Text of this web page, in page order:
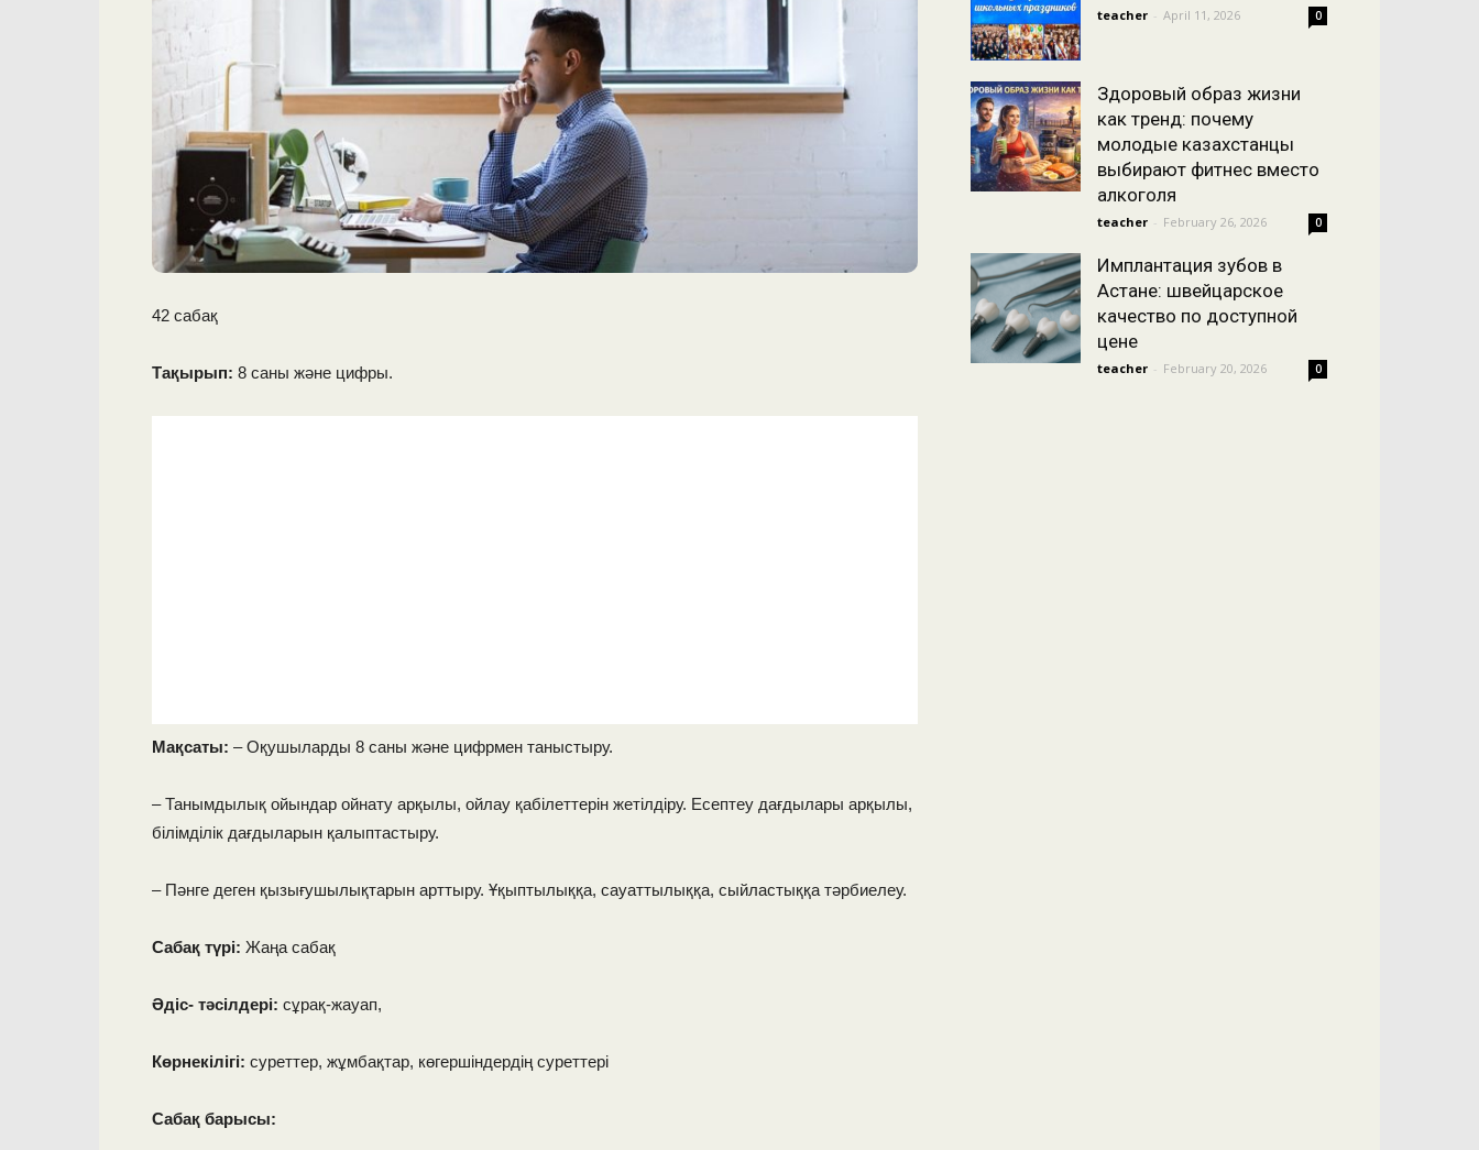
УРОКОВ
42 сабақ
Тақырып: 8 саны және цифры.
Мақсаты: – Оқушыларды 8 саны және цифрмен таныстыру.
– Танымдылық ойындар ойнату арқылы, ойлау қабілеттерін жетілдіру. Есептеу дағдылары арқылы,
білімділік дағдыларын қалыптастыру.
– Пәнге деген қызығушылықтарын арттыру. Ұқыптылыққа, сауаттылыққа, сыйластыққа тәрбиелеу.
Сабақ түрі: Жаңа сабақ
Әдіс- тәсілдері: сұрақ-жауап,
Көрнекілігі: суреттер, жұмбақтар, көгершіндердің суреттері
Сабақ барысы:
teacher - April 11, 2026 0
Здоровый образ жизни
как тренд: почему
молодые казахстанцы
выбирают фитнес вместо
алкоголя
teacher - February 26, 2026 0
Имплантация зубов в
Астане: швейцарское
качество по доступной
цене
teacher - February 20, 2026 0